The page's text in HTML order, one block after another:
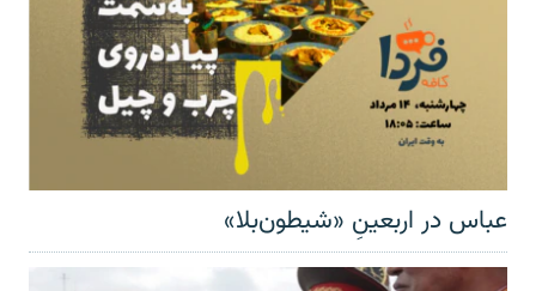
عباس در اربعینِ «شیطون‌بلا»